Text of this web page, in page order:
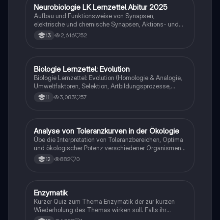
Biologie
Neurobiologie LK Lernzettel Abitur 2025
Aufbau und Funktionsweise von Synapsen,
elektrische und chemische Synapsen, Aktions- und
Ruhepotential
13 2,616 52
Biologie
Biologie Lernzettel: Evolution
Biologie Lernzettel: Evolution (Homologie & Analogie,
Umweltfaktoren, Selektion, Artbildungsprozesse,
Klimaregeln, Konkurrenz, Evolution des Menschen…)
11 3,083 57
ABiologie
Analyse von Toleranzkurven in der Ökologie
Übe die Interpretation von Toleranzbereichen, Optima
und ökologischer Potenz verschiedener Organismen
gegenüber Umweltfaktoren.
12 882 0
EBiologie
Enzymatik
Kurzer Quiz zum Thema Enzymatik der zur kurzen
Wiederholung des Themas wirken soll. Falls ihr
Fehlern begegnet wäre ich dankbar ,wenn ihr mir